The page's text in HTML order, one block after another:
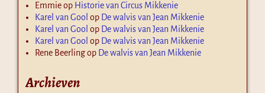
Emmieop Historie van Circus Mikkenie
Karel van Gool op De walvis van Jean Mikkenie
Karel van Gool op De walvis van Jean Mikkenie
Karel van Gool op De walvis van Jean Mikkenie
Rene Beerlingop De walvis van Jean Mikkenie
Archieven